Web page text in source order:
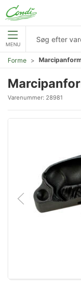
MENU
Forme
Varenummer: 28981